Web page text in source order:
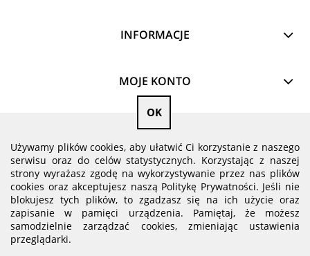
INFORMACJE
MOJE KONTO
O NAS
pokaż pełną wersję strony
Używamy plików cookies, aby ułatwić Ci korzystanie z naszego
serwisu oraz do celów statystycznych. Korzystając z naszej
strony wyrażasz zgodę na wykorzystywanie przez nas plików
cookies oraz akceptujesz naszą Politykę Prywatności. Jeśli nie
blokujesz tych plików, to zgadzasz się na ich użycie oraz
zapisanie w pamięci urządzenia. Pamiętaj, że możesz
samodzielnie zarządzać cookies, zmieniając ustawienia
przeglądarki.
OK